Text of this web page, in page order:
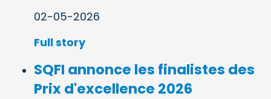
02-05-2026
Full story
SQFI annonce les finalistes des
Prix d'excellence 2026